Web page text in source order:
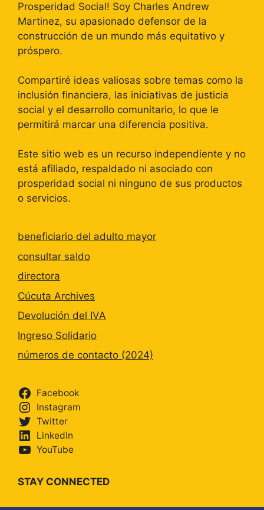
Prosperidad Social! Soy Charles Andrew
Martinez, su apasionado defensor de la
construcción de un mundo más equitativo y
próspero.
Compartiré ideas valiosas sobre temas como la
inclusión financiera, las iniciativas de justicia
social y el desarrollo comunitario, lo que le
permitirá marcar una diferencia positiva.
Este sitio web es un recurso independiente y no
está afiliado, respaldado ni asociado con
prosperidad social ni ninguno de sus productos
o servicios.
beneficiario del adulto mayor
consultar saldo
directora
Cúcuta Archives
Devolución del IVA
Ingreso Solidario
números de contacto (2024)
Facebook
Instagram
Twitter
LinkedIn
YouTube
STAY CONNECTED